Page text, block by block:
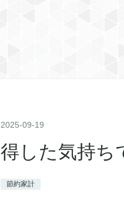
2025-09-19
得した気持ち
節約家計